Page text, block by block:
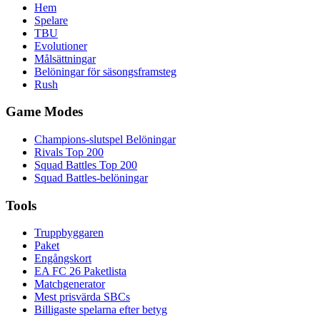
Hem
Spelare
TBU
Evolutioner
Målsättningar
Belöningar för säsongsframsteg
Rush
Game Modes
Champions-slutspel Belöningar
Rivals Top 200
Squad Battles Top 200
Squad Battles-belöningar
Tools
Truppbyggaren
Paket
Engångskort
EA FC 26 Paketlista
Matchgenerator
Mest prisvärda SBCs
Billigaste spelarna efter betyg